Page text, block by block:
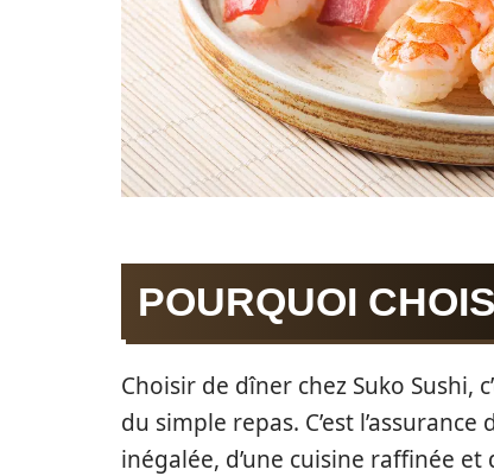
POURQUOI
Choisir de dîner chez Suko Sushi,
du simple repas. C’est
inégalée, d’une cuisine raffinée et